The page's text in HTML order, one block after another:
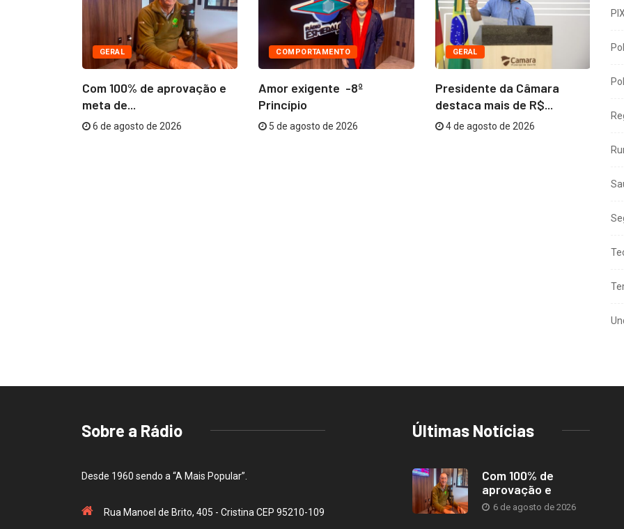
GERAL
Com 100% de aprovação e
meta de...
6 de agosto de 2026
COMPORTAMENTO
Amor exigente -8º
Princípio
5 de agosto de 2026
GERAL
Presidente da Câmara
destaca mais de R$...
4 de agosto de 2026
PIX
Sobre a Rádio
Desde 1960 sendo a “A Mais Popular”.
Rua Manoel de Brito, 405 - Cristina CEP 95210-109
Últimas Notícias
Com 100% de
aprovação e
6 de agosto de 2026